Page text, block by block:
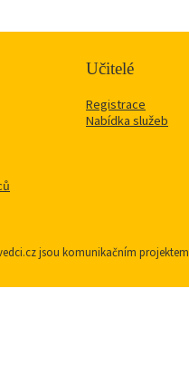
Učitelé
Registrace
Nabídka služeb
jsou komunikačním projektem